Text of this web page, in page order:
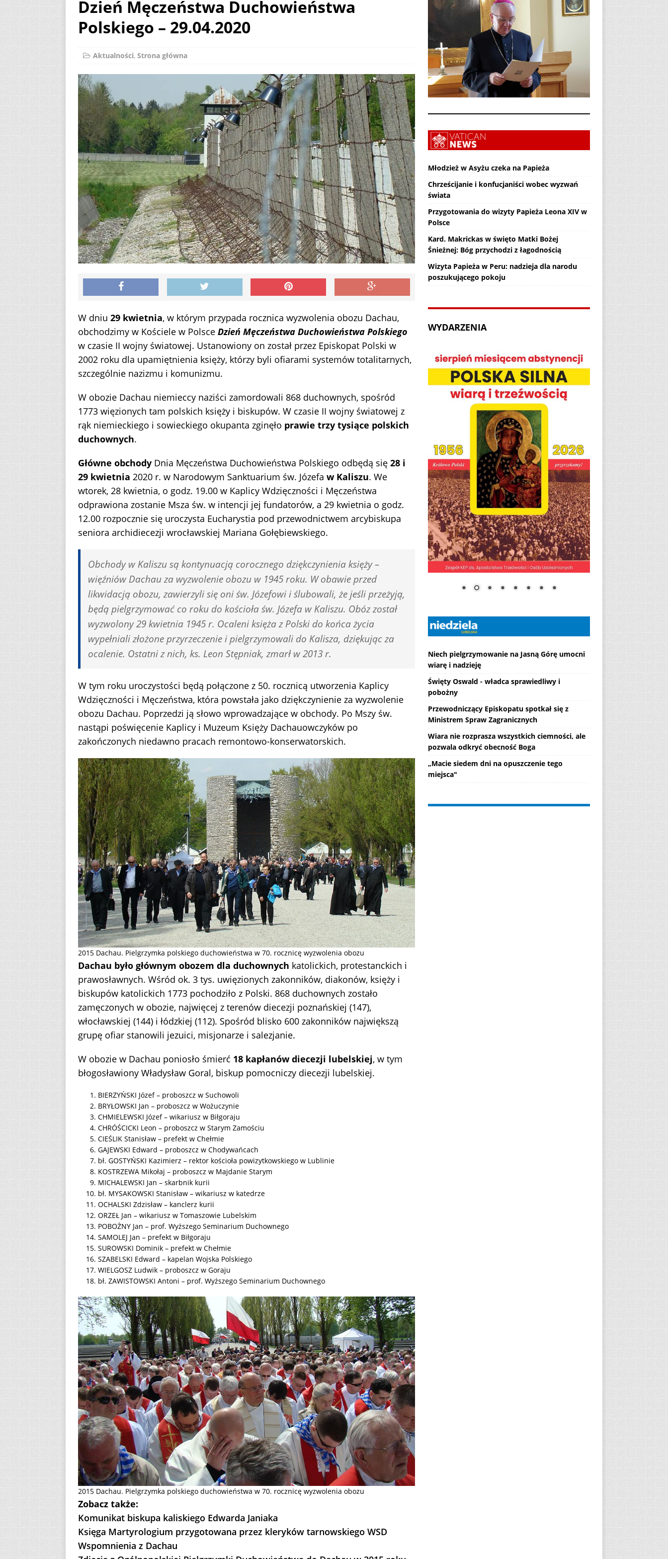
[ 3 sierpnia 2026 ] Z Lublina wyruszyła 48. Piesza Pielgrzymka na Jasną Górę
Dzień Męczeństwa Duchowieństwa
Polskiego – 29.04.2020
Aktualności, Strona główna
W dniu 29 kwietnia, w którym przypada rocznica wyzwolenia obozu Dachau,
obchodzimy w Kościele w Polsce Dzień Męczeństwa Duchowieństwa Polskiego
w czasie II wojny światowej. Ustanowiony on został przez Episkopat Polski w
2002 roku dla upamiętnienia księży, którzy byli ofiarami systemów totalitarnych,
szczególnie nazizmu i komunizmu.
W obozie Dachau niemieccy naziści zamordowali 868 duchownych, spośród
1773 więzionych tam polskich księży i biskupów. W czasie II wojny światowej z
rąk niemieckiego i sowieckiego okupanta zginęło prawie trzy tysiące polskich
duchownych.
Główne obchody Dnia Męczeństwa Duchowieństwa Polskiego odbędą się 28 i
29 kwietnia 2020 r. w Narodowym Sanktuarium św. Józefa w Kaliszu. We
wtorek, 28 kwietnia, o godz. 19.00 w Kaplicy Wdzięczności i Męczeństwa
odprawiona zostanie Msza św. w intencji jej fundatorów, a 29 kwietnia o godz.
12.00 rozpocznie się uroczysta Eucharystia pod przewodnictwem arcybiskupa
seniora archidiecezji wrocławskiej Mariana Gołębiewskiego.
Obchody w Kaliszu są kontynuacją corocznego dziękczynienia księży –
więźniów Dachau za wyzwolenie obozu w 1945 roku. W obawie przed
likwidacją obozu, zawierzyli się oni św. Józefowi i ślubowali, że jeśli przeżyją,
będą pielgrzymować co roku do kościoła św. Józefa w Kaliszu. Obóz został
wyzwolony 29 kwietnia 1945 r. Ocaleni księża z Polski do końca życia
wypełniali złożone przyrzeczenie i pielgrzymowali do Kalisza, dziękując za
ocalenie. Ostatni z nich, ks. Leon Stępniak, zmarł w 2013 r.
W tym roku uroczystości będą połączone z 50. rocznicą utworzenia Kaplicy
Wdzięczności i Męczeństwa, która powstała jako dziękczynienie za wyzwolenie
obozu Dachau. Poprzedzi ją słowo wprowadzające w obchody. Po Mszy św.
nastąpi poświęcenie Kaplicy i Muzeum Księży Dachauowczyków po
zakończonych niedawno pracach remontowo-konserwatorskich.
2015 Dachau. Pielgrzymka polskiego duchowieństwa w 70. rocznicę wyzwolenia obozu
Dachau było głównym obozem dla duchownych katolickich, protestanckich i
prawosławnych. Wśród ok. 3 tys. uwięzionych zakonników, diakonów, księży i
biskupów katolickich 1773 pochodziło z Polski. 868 duchownych zostało
zamęczonych w obozie, najwięcej z terenów diecezji poznańskiej (147),
włocławskiej (144) i łódzkiej (112). Spośród blisko 600 zakonników największą
grupę ofiar stanowili jezuici, misjonarze i salezjanie.
W obozie w Dachau poniosło śmierć 18 kapłanów diecezji lubelskiej, w tym
błogosławiony Władysław Goral, biskup pomocniczy diecezji lubelskiej.
BIERZYŃSKI Józef – proboszcz w Suchowoli
BRYŁOWSKI Jan – proboszcz w Wożuczynie
CHMIELEWSKI Józef – wikariusz w Biłgoraju
CHRÓŚCICKI Leon – proboszcz w Starym Zamościu
CIEŚLIK Stanisław – prefekt w Chełmie
GAJEWSKI Edward – proboszcz w Chodywańcach
bł. GOSTYŃSKI Kazimierz – rektor kościoła powizytkowskiego w Lublinie
KOSTRZEWA Mikołaj – proboszcz w Majdanie Starym
MICHALEWSKI Jan – skarbnik kurii
bł. MYSAKOWSKI Stanisław – wikariusz w katedrze
OCHALSKI Zdzisław – kanclerz kurii
ORZEŁ Jan – wikariusz w Tomaszowie Lubelskim
POBOŻNY Jan – prof. Wyższego Seminarium Duchownego
SAMOLEJ Jan – prefekt w Biłgoraju
SUROWSKI Dominik – prefekt w Chełmie
SZABELSKI Edward – kapelan Wojska Polskiego
WIELGOSZ Ludwik – proboszcz w Goraju
bł. ZAWISTOWSKI Antoni – prof. Wyższego Seminarium Duchownego
2015 Dachau. Pielgrzymka polskiego duchowieństwa w 70. rocznicę wyzwolenia obozu
Zobacz także:
Komunikat biskupa kaliskiego Edwarda Janiaka
Księga Martyrologium przygotowana przez kleryków tarnowskiego WSD
Wspomnienia z Dachau
Młodzież w Asyżu czeka na Papieża
Chrześcijanie i konfucjaniści wobec wyzwań
świata
Przygotowania do wizyty Papieża Leona XIV w
Polsce
Kard. Makrickas w święto Matki Bożej
Śnieżnej: Bóg przychodzi z łagodnością
Wizyta Papieża w Peru: nadzieja dla narodu
poszukującego pokoju
WYDARZENIA
Niech pielgrzymowanie na Jasną Górę umocni
wiarę i nadzieję
Święty Oswald - władca sprawiedliwy i
pobożny
Przewodniczący Episkopatu spotkał się z
Ministrem Spraw Zagranicznych
Wiara nie rozprasza wszystkich ciemności, ale
pozwala odkryć obecność Boga
„Macie siedem dni na opuszczenie tego
miejsca"